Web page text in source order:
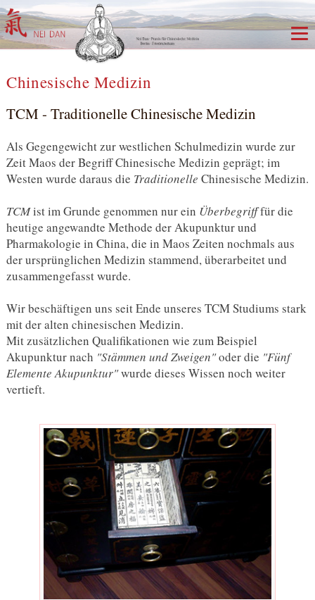
Chinesische Medizin
TCM - Traditionelle Chinesische Medizin
Als Gegengewicht zur westlichen Schulmedizin wurde zur
Zeit Maos der Begriff Chinesische Medizin geprägt; im
Westen wurde daraus die Traditionelle Chinesische Medizin.
TCMist im Grunde genommen nur ein Überbegrifffür die
heutige angewandte Methode der Akupunktur und
Pharmakologie in China, die in Maos Zeiten nochmals aus
der ursprünglichen Medizin stammend, überarbeitet und
zusammengefasst wurde.
Wir beschäftigen uns seit Ende unseres TCM Studiums stark
mit der alten chinesischen Medizin.
Mit zusätzlichen Qualifikationen wie zum Beispiel
Akupunktur nach "Stämmen und Zweigen"oder die "Fünf
Elemente Akupunktur"wurde dieses Wissen noch weiter
vertieft.